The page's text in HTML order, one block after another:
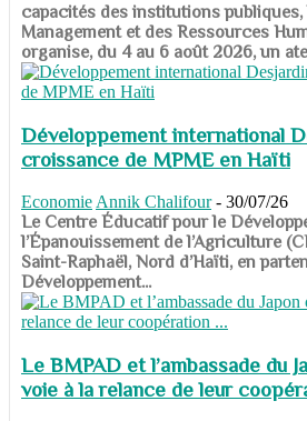
capacités des institutions
Management et des Ressources
organise, du 4 au 6 août 2026, un
Développement international
croissance de MPME en Haïti
Economie Annik Chalifour - 30/07/26
​​​​​​​Le Centre Éducatif pour le
l’Épanouissement de l’Agriculture
Saint-Raphaël, Nord d’Haïti, en
Développement...
Le BMPAD et l’ambassade du
voie à la relance de leur